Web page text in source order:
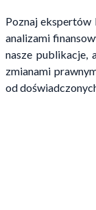
Poznaj ekspertów
analizami
nasze publikacje,
zmianami
od